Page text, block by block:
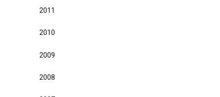
2011
2010
2009
2008